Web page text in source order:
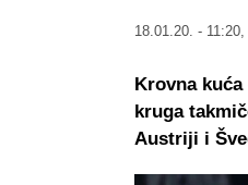
18.01.20. - 11:20,
Krovna
kruga
Austriji i